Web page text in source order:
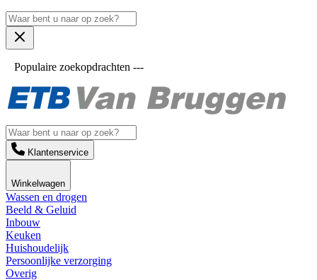
Populaire zoekopdrachten ---
Klantenservice
Winkelwagen
Wassen en drogen
Beeld & Geluid
Inbouw
Keuken
Huishoudelijk
Persoonlijke verzorging
Overig